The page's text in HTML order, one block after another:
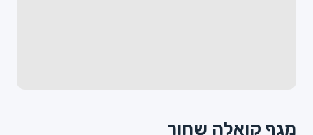
מגף קואלה שחור